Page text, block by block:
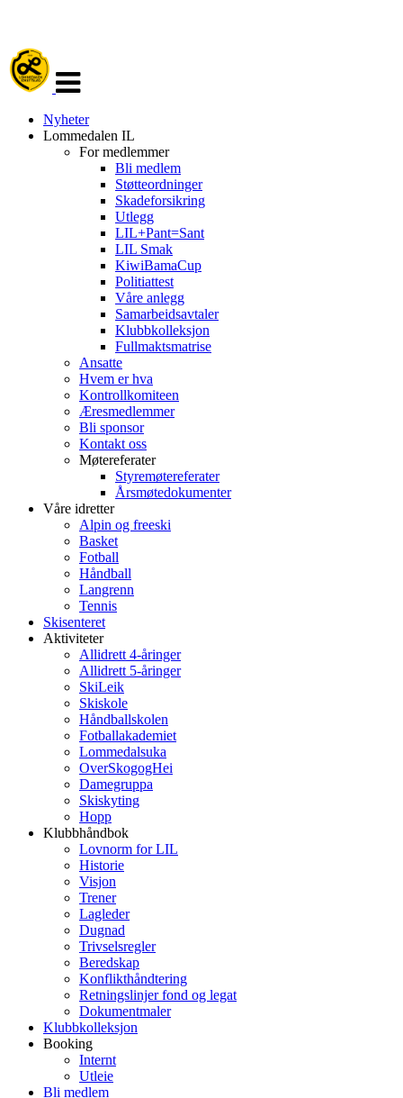
navigasjon
Nyheter
Lommedalen IL
For medlemmer
Bli medlem
Støtteordninger
Skadeforsikring
Utlegg
LIL+Pant=Sant
LIL Smak
KiwiBamaCup
Politiattest
Våre anlegg
Samarbeidsavtaler
Klubbkolleksjon
Fullmaktsmatrise
Ansatte
Hvem er hva
Kontrollkomiteen
Æresmedlemmer
Bli sponsor
Kontakt oss
Møtereferater
Styremøtereferater
Årsmøtedokumenter
Våre idretter
Alpin og freeski
Basket
Fotball
Håndball
Langrenn
Tennis
Skisenteret
Aktiviteter
Allidrett 4-åringer
Allidrett 5-åringer
SkiLeik
Skiskole
Håndballskolen
Fotballakademiet
Lommedalsuka
OverSkogogHei
Damegruppa
Skiskyting
Hopp
Klubbhåndbok
Lovnorm for LIL
Historie
Visjon
Trener
Lagleder
Dugnad
Trivselsregler
Beredskap
Konflikthåndtering
Retningslinjer fond og legat
Dokumentmaler
Klubbkolleksjon
Booking
Internt
Utleie
Bli medlem